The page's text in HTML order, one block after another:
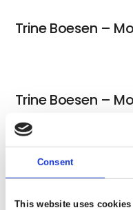
Consent
This website uses cookies
Trine Boesen –
Trine Boesen –
Troels Carlsen –